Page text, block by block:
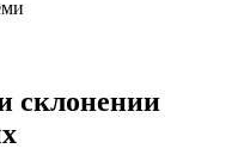
склонении